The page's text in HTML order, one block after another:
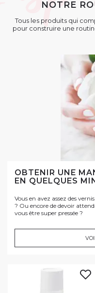
NOTRE
Tous les produits qui
pour construire une
OBTENIR UNE
EN QUELQUES
Vous en avez assez des
? Ou encore de devoir
vous être super pressée ?